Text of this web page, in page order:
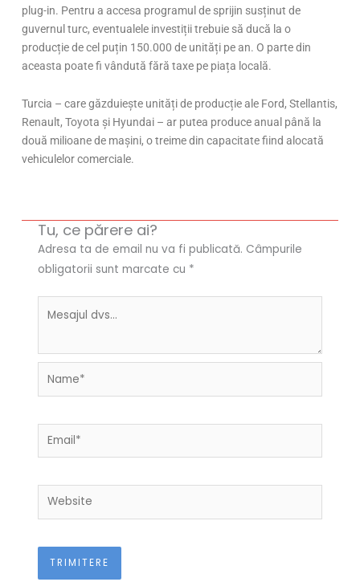
plug-in. Pentru a accesa programul de sprijin susținut de
guvernul turc, eventualele investiții trebuie să ducă la o
producție de cel puțin 150.000 de unități pe an. O parte din
aceasta poate fi vândută fără taxe pe piața locală.
Turcia – care găzduiește unități de producție ale Ford, Stellantis,
Renault, Toyota și Hyundai – ar putea produce anual până la
două milioane de mașini, o treime din capacitate fiind alocată
vehiculelor comerciale.
Tu, ce părere ai?
Adresa ta de email nu va fi publicată. Câmpurile
obligatorii sunt marcate cu *
Name*
Email*
Website